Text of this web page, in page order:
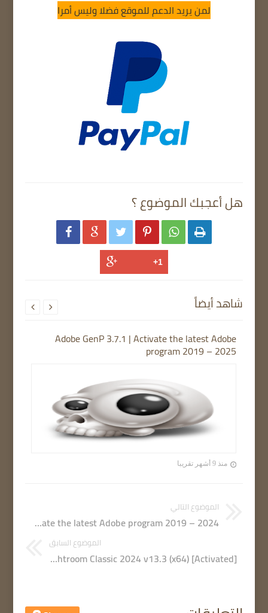
لمن يريد الدعم للموقع فضلا وليس أمرا
هل أعجبك الموضوع ؟
     
شاهد أيضاً
Adobe GenP 3.7.1 | Activate the latest Adobe
program 2019 – 2025
منذ 9 أشهر تقريبا
 
الموضوع التالي
Adobe GenP 3.3.5 | Activate the latest Adobe program 2019 – 2024
الموضوع السابق
Adobe Lightroom Classic 2024 v13.3 (x64) [Activated]